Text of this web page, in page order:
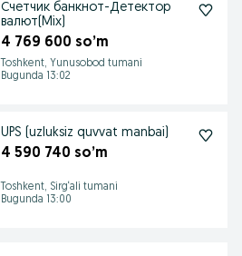
Счетчик банкнот-Детектор
валют(Mix)
4 769 600 so’m
Toshkent, Yunusobod tumani
Bugunda 13:02
UPS (uzluksiz quvvat manbai)
4 590 740 so’m
Toshkent, Sirg‘ali tumani
Bugunda 13:00